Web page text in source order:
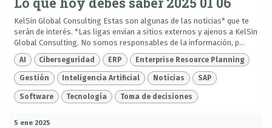
KelSin Global Consulting Estas son algunas de las noticias* que te
serán de interés. *Las ligas envían a sitios externos y ajenos a KelSin
Global Consulting. No somos responsables de la información, p...
AI Ciberseguridad ERP Enterprise Resource Planning
Gestión Inteligencia Artificial Noticias SAP
Software Tecnología Toma de decisiones
5 ene 2025